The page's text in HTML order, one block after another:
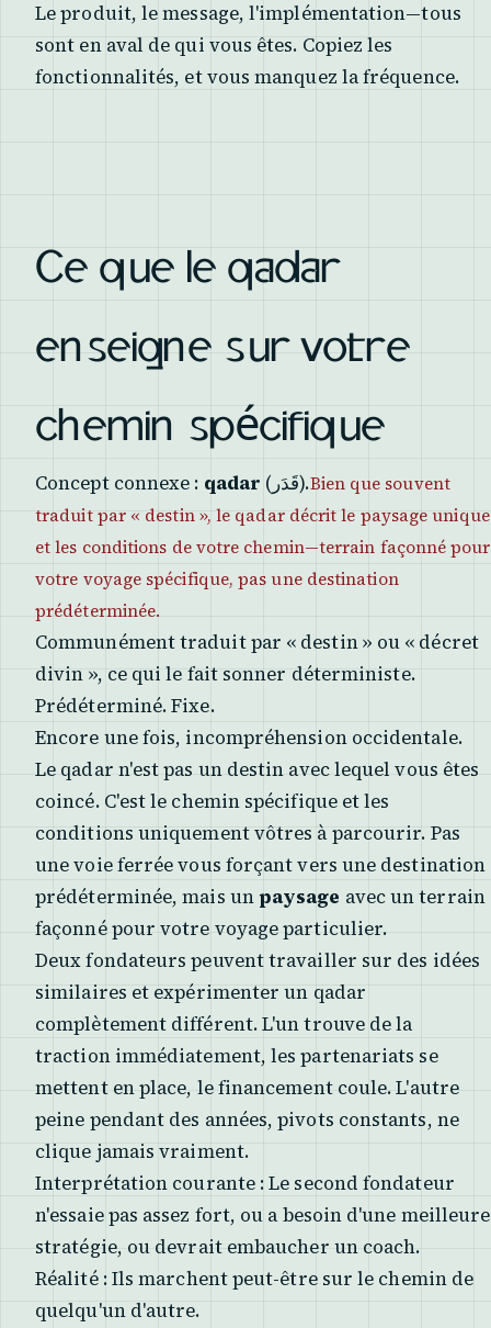
Le produit, le message, l'implémentation—tous
sont en aval de qui vous êtes. Copiez les
fonctionnalités, et vous manquez la fréquence.
Ce que le qadar
enseigne sur votre
chemin spécifique
Concept connexe : qadar (قَدَر).Bien que souvent
traduit par « destin », le qadar décrit le paysage unique
et les conditions de votre chemin—terrain façonné pour
votre voyage spécifique, pas une destination
prédéterminée.
Communément traduit par « destin » ou « décret
divin », ce qui le fait sonner déterministe.
Prédéterminé. Fixe.
Encore une fois, incompréhension occidentale.
Le qadar n'est pas un destin avec lequel vous êtes
coincé. C'est le chemin spécifique et les
conditions uniquement vôtres à parcourir. Pas
une voie ferrée vous forçant vers une destination
prédéterminée, mais un paysage avec un terrain
façonné pour votre voyage particulier.
Deux fondateurs peuvent travailler sur des idées
similaires et expérimenter un qadar
complètement différent. L'un trouve de la
traction immédiatement, les partenariats se
mettent en place, le financement coule. L'autre
peine pendant des années, pivots constants, ne
clique jamais vraiment.
Interprétation courante : Le second fondateur
n'essaie pas assez fort, ou a besoin d'une meilleure
stratégie, ou devrait embaucher un coach.
Réalité : Ils marchent peut-être sur le chemin de
quelqu'un d'autre.